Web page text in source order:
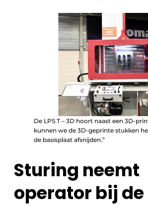
De LPS T – 3D hoort naast een 3D-
kunnen we de 3D-geprinte stukken
de basisplaat afsnijden.”
Sturing neemt
operator bij